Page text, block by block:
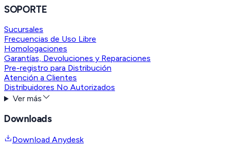
SOPORTE
Sucursales
Frecuencias de Uso Libre
Homologaciones
Garantías, Devoluciones y Reparaciones
Pre-registro para Distribución
Atención a Clientes
Distribuidores No Autorizados
Ver más
Downloads
Download Anydesk